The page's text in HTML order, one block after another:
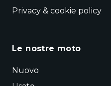
Privacy & cookie policy
Le nostre moto
Nuovo